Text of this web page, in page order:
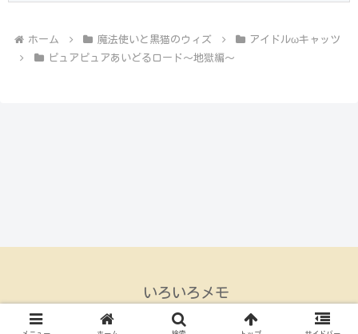
ホーム 魔法使いと黒猫のウィズ
アイドルωキャッツ
ピュアピュアあいどるロード～地獄編～
いろいろメモ
© 2015 いろいろメモ.